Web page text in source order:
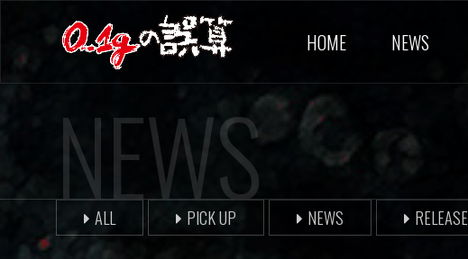
HOME NEWS
NEWS
ALL PICK UP NEWS RELEASE